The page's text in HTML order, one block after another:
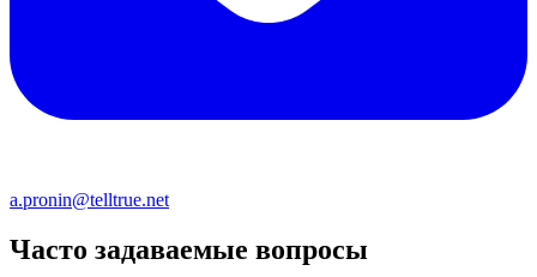
a.pronin@telltrue.net
Часто задаваемые вопросы